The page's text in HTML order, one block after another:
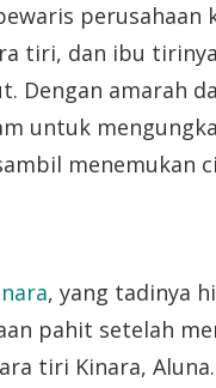
perusahaan
tiri, dan ibu
Dengan amarah
untuk
menemukan
, yang tadinya
pahit setelah
tiri Kinara, Aluna.